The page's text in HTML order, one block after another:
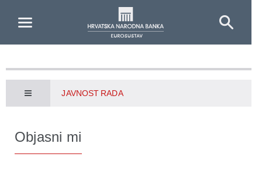
JAVNOST RADA
Objasni mi